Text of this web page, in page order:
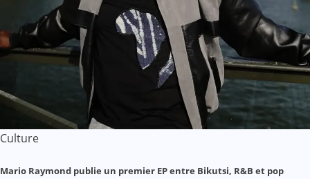
Culture
Mario Raymond publie un premier EP entre Bikutsi, R&B et pop